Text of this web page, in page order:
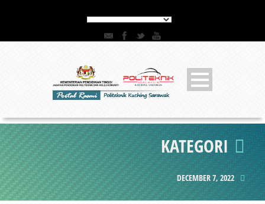
KATEGORI
DECEMBER 7, 2022